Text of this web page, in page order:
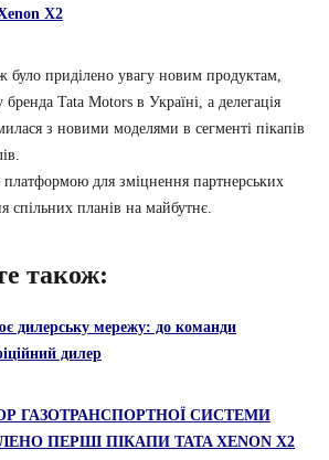
X2
було приділено увагу новим продуктам,
Tata Motors в Україні, а делегація
з новими моделями в сегменті пікапів
для зміцнення партнерських
спільних планів на майбутнє.
також:
дилерську мережу: до команди
дилер
ГАЗОТРАНСПОРТНОЇ СИСТЕМИ
ПЕРШІ ПІКАПИ TATA XENON X2